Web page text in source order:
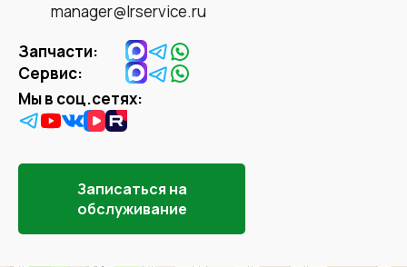
manager@lrservice.ru
Запчасти:
Сервис:
Мы в соц.сетях:
Записаться на
обслуживание